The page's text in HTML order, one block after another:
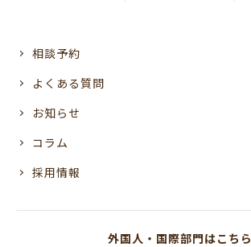
相談予約
よくある質問
お知らせ
コラム
採用情報
外国人・国際部門はこちら